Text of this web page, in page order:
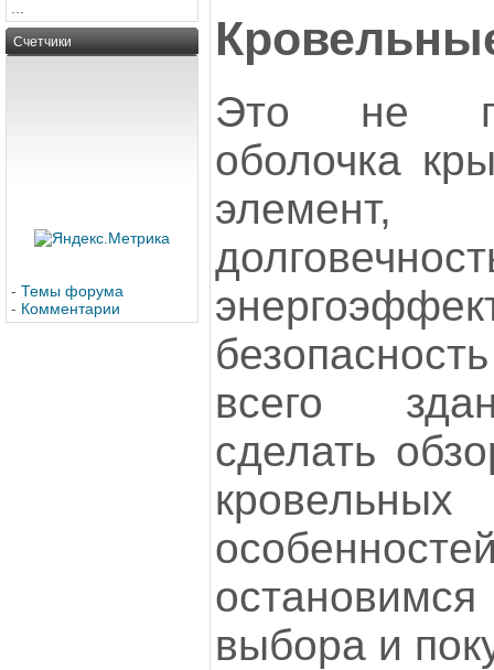
Счетчики
- Темы форума
- Комментарии
Это не
оболочка
элемент,
всего
сделать
выбора и